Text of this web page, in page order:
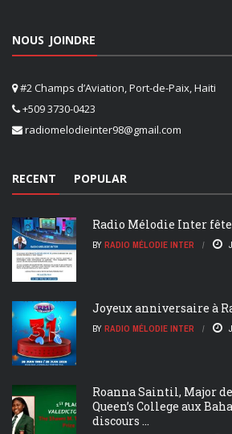
NOUS JOINDRE
#2 Champs d’Aviation, Port-de-Paix, Haiti
+509 3730-0423
radiomelodieinter98@gmail.com
RECENT POPULAR
Radio Mélodie Inter fête
BY RADIO MÉLODIE INTER
Joyeux anniversaire à
BY RADIO MÉLODIE INTER
Roanna Saintil, Major
Queen’s College aux
discours ...